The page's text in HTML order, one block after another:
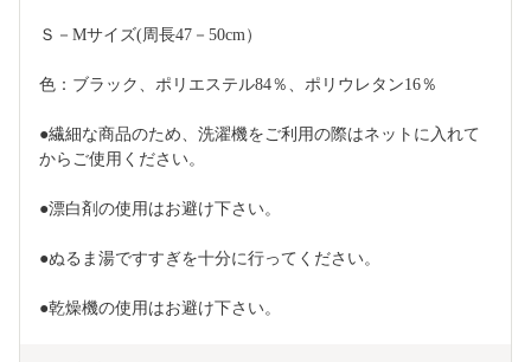
Ｓ－Mサイズ(周長47－50cm）
色：ブラック、ポリエステル84％、ポリウレタン16％
●繊細な商品のため、洗濯機をご利用の際はネットに入れて
からご使用ください。
●漂白剤の使用はお避け下さい。
●ぬるま湯ですすぎを十分に行ってください。
●乾燥機の使用はお避け下さい。